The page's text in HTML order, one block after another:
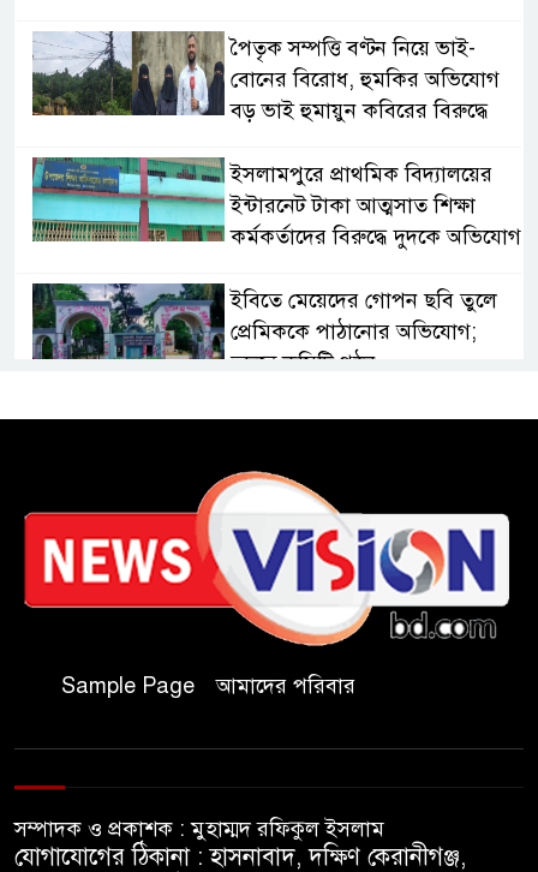
পৈতৃক সম্পত্তি বণ্টন নিয়ে ভাই-
বোনের বিরোধ, হুমকির অভিযোগ
বড় ভাই হুমায়ুন কবিরের বিরুদ্ধে
​ইসলামপুরে প্রাথমিক বিদ্যালয়ের
ইন্টারনেট টাকা আত্মসাত শিক্ষা
কর্মকর্তাদের বিরুদ্ধে দুদকে অভিযোগ
ইবিতে মেয়েদের গোপন ছবি তুলে
প্রেমিককে পাঠানোর অভিযোগ;
তদন্তে কমিটি গঠন
কুবিতে সেন্টার ফর জাকাত
১১ বিজিবির অভিযানে প্রায় ৯০
হাজার পিস বার্মিজ ইয়াবা উদ্ধার
চকরিয়ায় ফাঁসিয়াখালী সরকারি
প্রাথমিক বিদ্যালয়ের ম্যানেজিং
কমিটির সভাপতি নির্বাচিত মো.
ফ্যাসিবাদী সমাজব্যবস্থার
মূলোৎপাটনের লক্ষ্যে; ইবিসাস
Sample Page আমাদের পরিবার
সম্পাদক ও প্রকাশক : মুহাম্মদ রফিকুল ইসলাম
যোগাযোগের ঠিকানা : হাসনাবাদ, দক্ষিণ কেরানীগঞ্জ,